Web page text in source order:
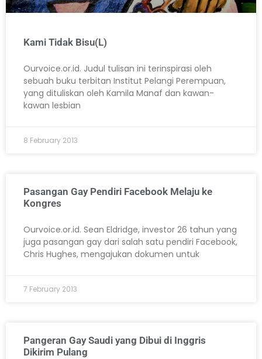
Kami Tidak Bisu(L)
Ourvoice.or.id. Judul tulisan ini terinspirasi oleh
sebuah buku terbitan Institut Pelangi Perempuan,
yang dituliskan oleh Kamila Manaf dan kawan-
kawan lesbian
8 February 2013
Pasangan Gay Pendiri Facebook Melaju ke
Kongres
Ourvoice.or.id. Sean Eldridge, investor 26 tahun yang
juga pasangan gay dari salah satu pendiri Facebook,
Chris Hughes, mengajukan dokumen untuk
7 February 2013
Pangeran Gay Saudi yang Dibui di Inggris
Dikirim Pulang